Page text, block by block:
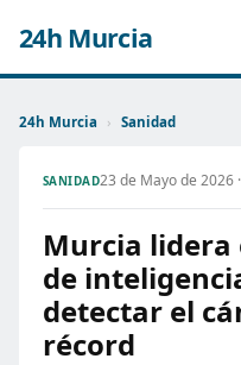
24h Murcia
24h Murcia › Sanidad
SANIDAD23 de Mayo de 2026
Murcia lidera
de
detectar el
récord